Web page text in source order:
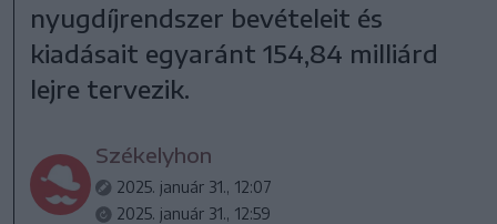
nyugdíjrendszer bevételeit és
kiadásait egyaránt 154,84 milliárd
lejre tervezik.
Székelyhon
2025. január 31., 12:07
2025. január 31., 12:59